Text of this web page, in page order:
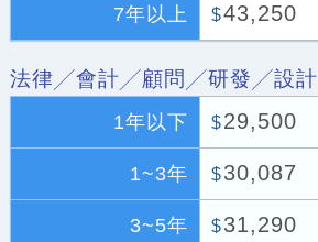
7年以上 $43,250
法律╱會計╱顧問╱研發╱設計
1年以下 $29,500
1~3年 $30,087
3~5年 $31,290